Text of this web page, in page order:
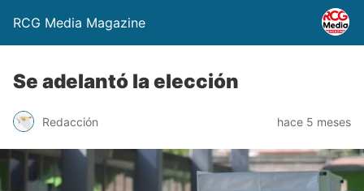
RCG Media Magazine
Se adelantó la elección
Redacción hace 5 meses